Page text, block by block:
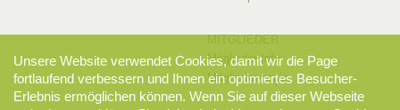
Mitglieder-Info
Mitglieder-Login
Unsere Website verwendet Cookies, damit wir die Page
fortlaufend verbessern und Ihnen ein optimiertes Besucher-
Erlebnis ermöglichen können. Wenn Sie auf dieser Webseite